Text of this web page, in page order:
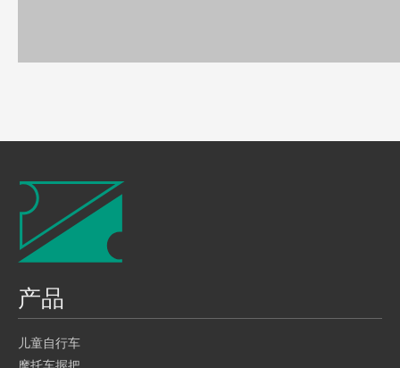
销售目标市场：台湾、中国大陆、香港、新加坡
竞争特点
适用于促销品或礼赠品
多样设计：伍祥贸易股份有限公司提供SH2-111R-25座垫袋的多样
化设计
SH2-111R-25座垫袋接受进行原厂委託设计制造ODM
SH2-111R-25座垫袋接受进行原厂委託代工制造OEM
产品
儿童自行车